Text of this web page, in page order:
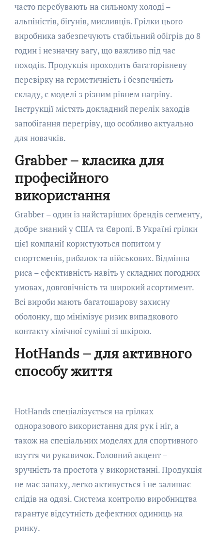
часто перебувають на сильному холоді –
альпіністів, бігунів, мисливців. Грілки цього
виробника забезпечують стабільний обігрів до 8
годин і незначну вагу, що важливо під час
походів. Продукція проходить багаторівневу
перевірку на герметичність і безпечність
складу, є моделі з різним рівнем нагріву.
Інструкції містять докладний перелік заходів
запобігання перегріву, що особливо актуально
для новачків.
Grabber – класика для
професійного
використання
Grabber – один із найстаріших брендів сегменту,
добре знаний у США та Європі. В Україні грілки
цієї компанії користуються попитом у
спортсменів, рибалок та військових. Відмінна
риса – ефективність навіть у складних погодних
умовах, довговічність та широкий асортимент.
Всі вироби мають багатошарову захисну
оболонку, що мінімізує ризик випадкового
контакту хімічної суміші зі шкірою.
HotHands – для активного
способу життя
HotHands спеціалізується на грілках
одноразового використання для рук і ніг, а
також на спеціальних моделях для спортивного
взуття чи рукавичок. Головний акцент –
зручність та простота у використанні. Продукція
не має запаху, легко активується і не залишає
слідів на одязі. Система контролю виробництва
гарантує відсутність дефектних одиниць на
ринку.